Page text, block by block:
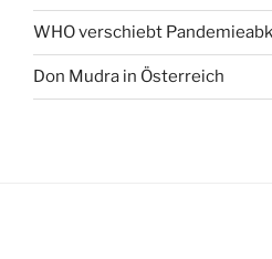
WHO verschiebt
Don Mudra in Österreich